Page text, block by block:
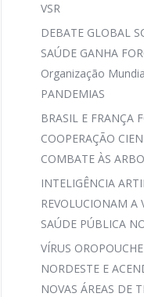
VSR
DEBATE GLOBAL
SAÚDE GANHA
Organização
PANDEMIAS
BRASIL E FRANÇA
COOPERAÇÃO
COMBATE ÀS
INTELIGÊNCIA
REVOLUCIONAM A
SAÚDE PÚBLICA
VÍRUS
NORDESTE E
NOVAS ÁREAS DE